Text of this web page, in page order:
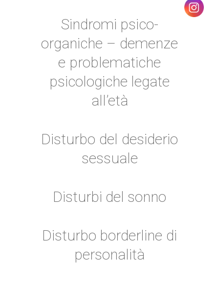
Sindromi psico-
organiche – demenze
e problematiche
psicologiche legate
all’età
Disturbo del desiderio
sessuale
Disturbi del sonno
Disturbo borderline di
personalità